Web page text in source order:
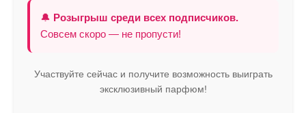
🔔 Розыгрыш среди всех подписчиков.
Совсем скоро — не пропусти!
Участвуйте сейчас и получите возможность выиграть
эксклюзивный парфюм!